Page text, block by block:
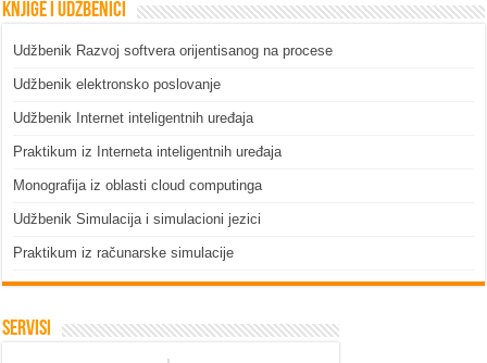
Knjige i udžbenici
Udžbenik Razvoj softvera orijentisanog na procese
Udžbenik elektronsko poslovanje
Udžbenik Internet inteligentnih uređaja
Praktikum iz Interneta inteligentnih uređaja
Monografija iz oblasti cloud computinga
Udžbenik Simulacija i simulacioni jezici
Praktikum iz računarske simulacije
Servisi